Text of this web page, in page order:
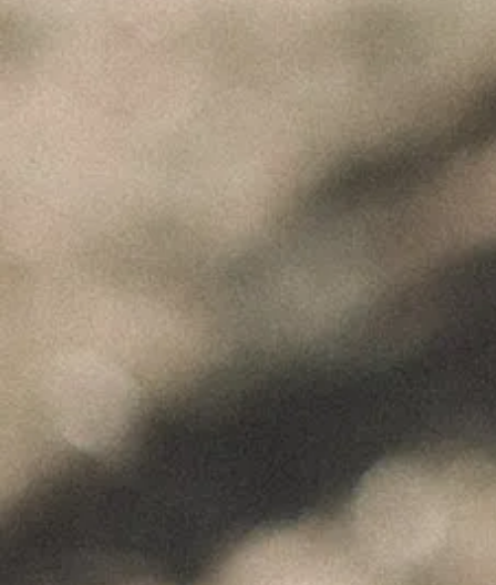
"Wine is not made for winemakers and
their friends alone, but I wish I will always
have plenty of them to share it with."
+351 912 844 136
Celeirós do Douro - Sabrosa
info@paulocoutinho.wine
www.paulocoutinho.wine